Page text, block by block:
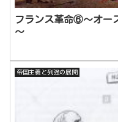
フランス革命⑥～オー
～
帝国主義と列強の展開